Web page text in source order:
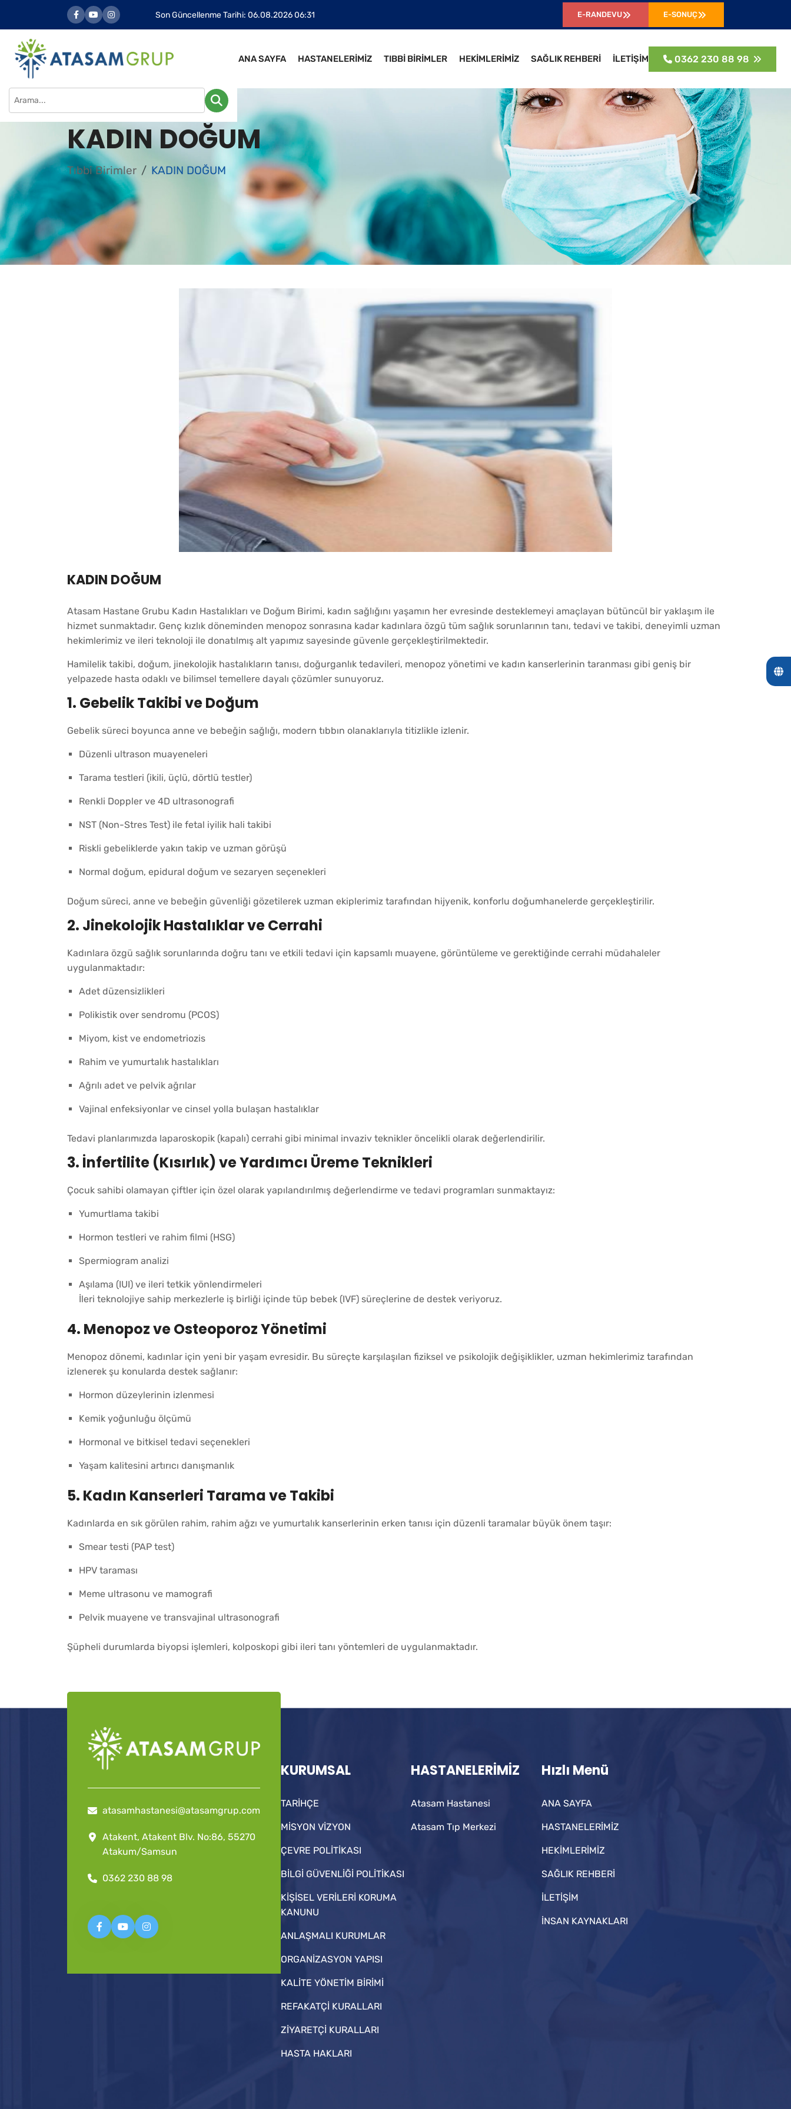
Son Güncellenme Tarihi: 06.08.2026 06:31 E-RANDEVU E-SONUÇ
ANA SAYFA HASTANELERİMİZ TIBBİ BİRİMLER HEKİMLERİMİZ SAĞLIK REHBERİ İLETİŞİM 0362 230 88 98
KADIN DOĞUM
Tıbbi Birimler KADIN DOĞUM
KADIN DOĞUM
Atasam Hastane Grubu Kadın Hastalıkları ve Doğum Birimi, kadın sağlığını yaşamın her evresinde desteklemeyi amaçlayan bütüncül bir yaklaşım ile
hizmet sunmaktadır. Genç kızlık döneminden menopoz sonrasına kadar kadınlara özgü tüm sağlık sorunlarının tanı, tedavi ve takibi, deneyimli uzman
hekimlerimiz ve ileri teknoloji ile donatılmış alt yapımız sayesinde güvenle gerçekleştirilmektedir.
Hamilelik takibi, doğum, jinekolojik hastalıkların tanısı, doğurganlık tedavileri, menopoz yönetimi ve kadın kanserlerinin taranması gibi geniş bir
yelpazede hasta odaklı ve bilimsel temellere dayalı çözümler sunuyoruz.
1. Gebelik Takibi ve Doğum
Gebelik süreci boyunca anne ve bebeğin sağlığı, modern tıbbın olanaklarıyla titizlikle izlenir.
Düzenli ultrason muayeneleri
Tarama testleri (ikili, üçlü, dörtlü testler)
Renkli Doppler ve 4D ultrasonografi
NST (Non-Stres Test) ile fetal iyilik hali takibi
Riskli gebeliklerde yakın takip ve uzman görüşü
Normal doğum, epidural doğum ve sezaryen seçenekleri
Doğum süreci, anne ve bebeğin güvenliği gözetilerek uzman ekiplerimiz tarafından hijyenik, konforlu doğumhanelerde gerçekleştirilir.
2. Jinekolojik Hastalıklar ve Cerrahi
Kadınlara özgü sağlık sorunlarında doğru tanı ve etkili tedavi için kapsamlı muayene, görüntüleme ve gerektiğinde cerrahi müdahaleler
uygulanmaktadır:
Adet düzensizlikleri
Polikistik over sendromu (PCOS)
Miyom, kist ve endometriozis
Rahim ve yumurtalık hastalıkları
Ağrılı adet ve pelvik ağrılar
Vajinal enfeksiyonlar ve cinsel yolla bulaşan hastalıklar
Tedavi planlarımızda laparoskopik (kapalı) cerrahi gibi minimal invaziv teknikler öncelikli olarak değerlendirilir.
3. İnfertilite (Kısırlık) ve Yardımcı Üreme Teknikleri
Çocuk sahibi olamayan çiftler için özel olarak yapılandırılmış değerlendirme ve tedavi programları sunmaktayız:
Yumurtlama takibi
Hormon testleri ve rahim filmi (HSG)
Spermiogram analizi
Aşılama (IUI) ve ileri tetkik yönlendirmeleri
İleri teknolojiye sahip merkezlerle iş birliği içinde tüp bebek (IVF) süreçlerine de destek veriyoruz.
4. Menopoz ve Osteoporoz Yönetimi
Menopoz dönemi, kadınlar için yeni bir yaşam evresidir. Bu süreçte karşılaşılan fiziksel ve psikolojik değişiklikler, uzman hekimlerimiz tarafından
izlenerek şu konularda destek sağlanır:
Hormon düzeylerinin izlenmesi
Kemik yoğunluğu ölçümü
Hormonal ve bitkisel tedavi seçenekleri
Yaşam kalitesini artırıcı danışmanlık
5. Kadın Kanserleri Tarama ve Takibi
Kadınlarda en sık görülen rahim, rahim ağzı ve yumurtalık kanserlerinin erken tanısı için düzenli taramalar büyük önem taşır:
Smear testi (PAP test)
HPV taraması
Meme ultrasonu ve mamografi
Pelvik muayene ve transvajinal ultrasonografi
Şüpheli durumlarda biyopsi işlemleri, kolposkopi gibi ileri tanı yöntemleri de uygulanmaktadır.
atasamhastanesi@atasamgrup.com
Atakent, Atakent Blv. No:86, 55270
Atakum/Samsun
0362 230 88 98
KURUMSAL
TARİHÇE
MİSYON VİZYON
ÇEVRE POLİTİKASI
BİLGİ GÜVENLİĞİ POLİTİKASI
KİŞİSEL VERİLERİ KORUMA
KANUNU
ANLAŞMALI KURUMLAR
ORGANİZASYON YAPISI
KALİTE YÖNETİM BİRİMİ
REFAKATÇİ KURALLARI
ZİYARETÇİ KURALLARI
HASTA HAKLARI
HASTANELERİMİZ
Atasam Hastanesi
Atasam Tıp Merkezi
Hızlı Menü
ANA SAYFA
HASTANELERİMİZ
HEKİMLERİMİZ
SAĞLIK REHBERİ
İLETİŞİM
İNSAN KAYNAKLARI